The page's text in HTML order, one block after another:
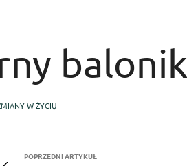
balonik
W ŻYCIU
POPRZEDNI ARTYKUŁ